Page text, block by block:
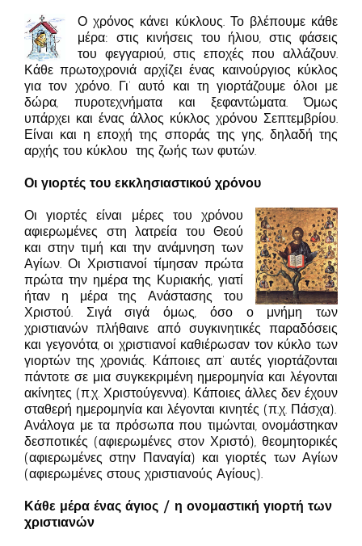
Ο χρόνος κάνει κύκλους. Το βλέπουμε κάθε
μέρα: στις κινήσεις του ήλιου, στις φάσεις
του φεγγαριού, στις εποχές που αλλάζουν.
Κάθε πρωτοχρονιά αρχίζει ένας καινούργιος κύκλος
για τον χρόνο. Γι’ αυτό και τη γιορτάζουμε όλοι με
δώρα, πυροτεχνήματα και ξεφαντώματα. Όμως
υπάρχει και ένας άλλος κύκλος χρόνου Σεπτεμβρίου.
Είναι και η εποχή της σποράς της γης, δηλαδή της
αρχής του κύκλου της ζωής των φυτών.
Οι γιορτές του εκκλησιαστικού χρόνου
Οι γιορτές είναι μέρες του χρόνου
αφιερωμένες στη λατρεία του Θεού
και στην τιμή και την ανάμνηση των
Αγίων. Οι Χριστιανοί τίμησαν πρώτα
πρώτα την ημέρα της Κυριακής, γιατί
ήταν η μέρα της Ανάστασης του
Χριστού. Σιγά σιγά όμως, όσο ο μνήμη των
χριστιανών πλήθαινε από συγκινητικές παραδόσεις
και γεγονότα, οι χριστιανοί καθιέρωσαν τον κύκλο των
γιορτών της χρονιάς. Κάποιες απ’ αυτές γιορτάζονται
πάντοτε σε μια συγκεκριμένη ημερομηνία και λέγονται
ακίνητες (π.χ. Χριστούγεννα). Κάποιες άλλες δεν έχουν
σταθερή ημερομηνία και λέγονται κινητές (π.χ. Πάσχα).
Ανάλογα με τα πρόσωπα που τιμώνται, ονομάστηκαν
δεσποτικές (αφιερωμένες στον Χριστό), θεομητορικές
(αφιερωμένες στην Παναγία) και γιορτές των Αγίων
(αφιερωμένες στους χριστιανούς Αγίους).
Κάθε μέρα ένας άγιος / η ονομαστική γιορτή των
χριστιανών